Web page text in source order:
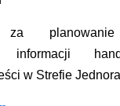
za planowanie
informacji
w Strefie